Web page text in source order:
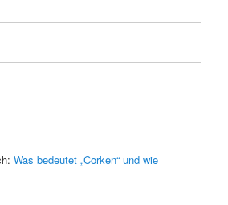
Was bedeutet „Corken“ und wie